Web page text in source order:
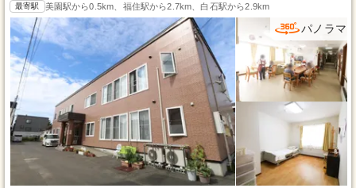
最寄駅 美園駅から0.5km、福住駅から2.7km、白石駅から2.9km
パノラマ